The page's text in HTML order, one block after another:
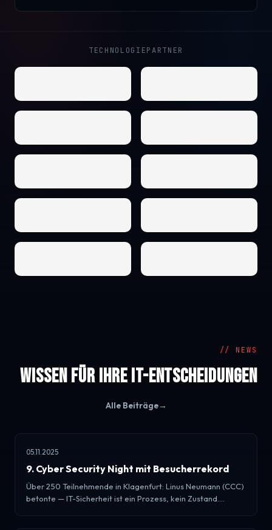
TECHNOLOGIEPARTNER
// NEWS
Wissen für Ihre IT-Entscheidungen
Alle Beiträge→
05.11.2025
9. Cyber Security Night mit Besucherrekord
Über 250 Teilnehmende in Klagenfurt: Linus Neumann (CCC)
betonte — IT-Sicherheit ist ein Prozess, kein Zustand.